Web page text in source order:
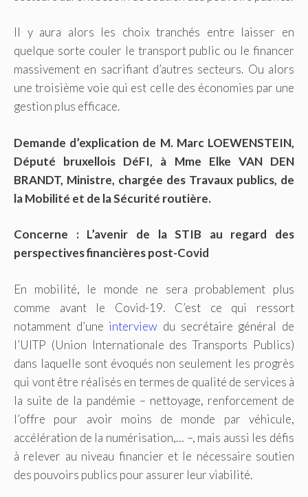
Il y aura alors les choix tranchés entre laisser en
quelque sorte couler le transport public ou le financer
massivement en sacrifiant d’autres secteurs. Ou alors
une troisième voie qui est celle des économies par une
gestion plus efficace.
Demande d’explication de M. Marc LOEWENSTEIN,
Député bruxellois DéFI, à Mme Elke VAN DEN
BRANDT, Ministre, chargée des Travaux publics, de
la Mobilité et de la Sécurité routière.
Concerne : L’avenir de la STIB au regard des
perspectives financières post-Covid
En mobilité, le monde ne sera probablement plus
comme avant le Covid-19. C’est ce qui ressort
notamment d’une interview du secrétaire général de
l’UITP (Union Internationale des Transports Publics)
dans laquelle sont évoqués non seulement les progrès
qui vont être réalisés en termes de qualité de services à
la suite de la pandémie – nettoyage, renforcement de
l’offre pour avoir moins de monde par véhicule,
accélération de la numérisation,… –, mais aussi les défis
à relever au niveau financier et le nécessaire soutien
des pouvoirs publics pour assurer leur viabilité.